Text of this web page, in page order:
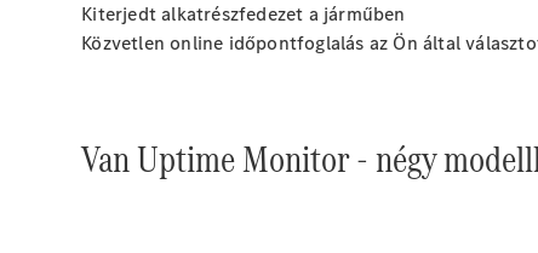
Kiterjedtalkatrészfedezet a járműben
Közvetlen online időpontfoglalás az Ön által
Van Uptime Monitor - négy